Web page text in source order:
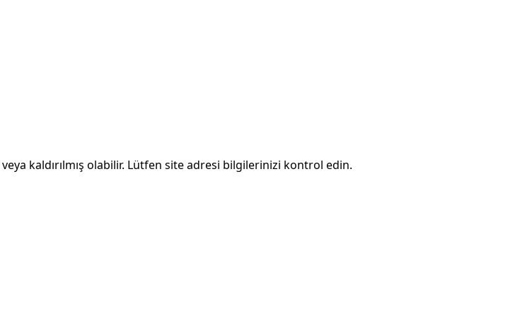
kaldırılmış olabilir. Lütfen site adresi bilgilerinizi kontrol edin.